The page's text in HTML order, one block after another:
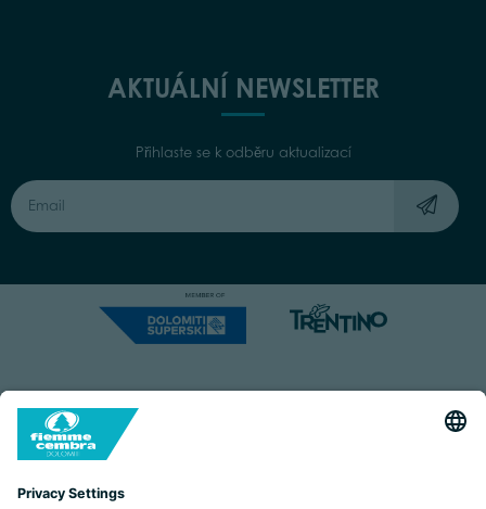
AKTUÁLNÍ NEWSLETTER
Přihlaste se k odběru aktualizací
Capitale Sociale: Euro 220.000,00 | VAT: 01901280220
COOKIES IMPRINT